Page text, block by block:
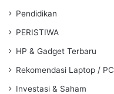
Pendidikan
PERISTIWA
HP & Gadget Terbaru
Rekomendasi Laptop / PC
Investasi & Saham